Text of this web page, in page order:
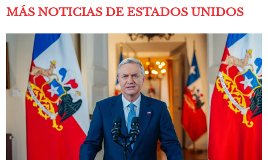
MÁS NOTICIAS DE ESTADOS UNIDOS